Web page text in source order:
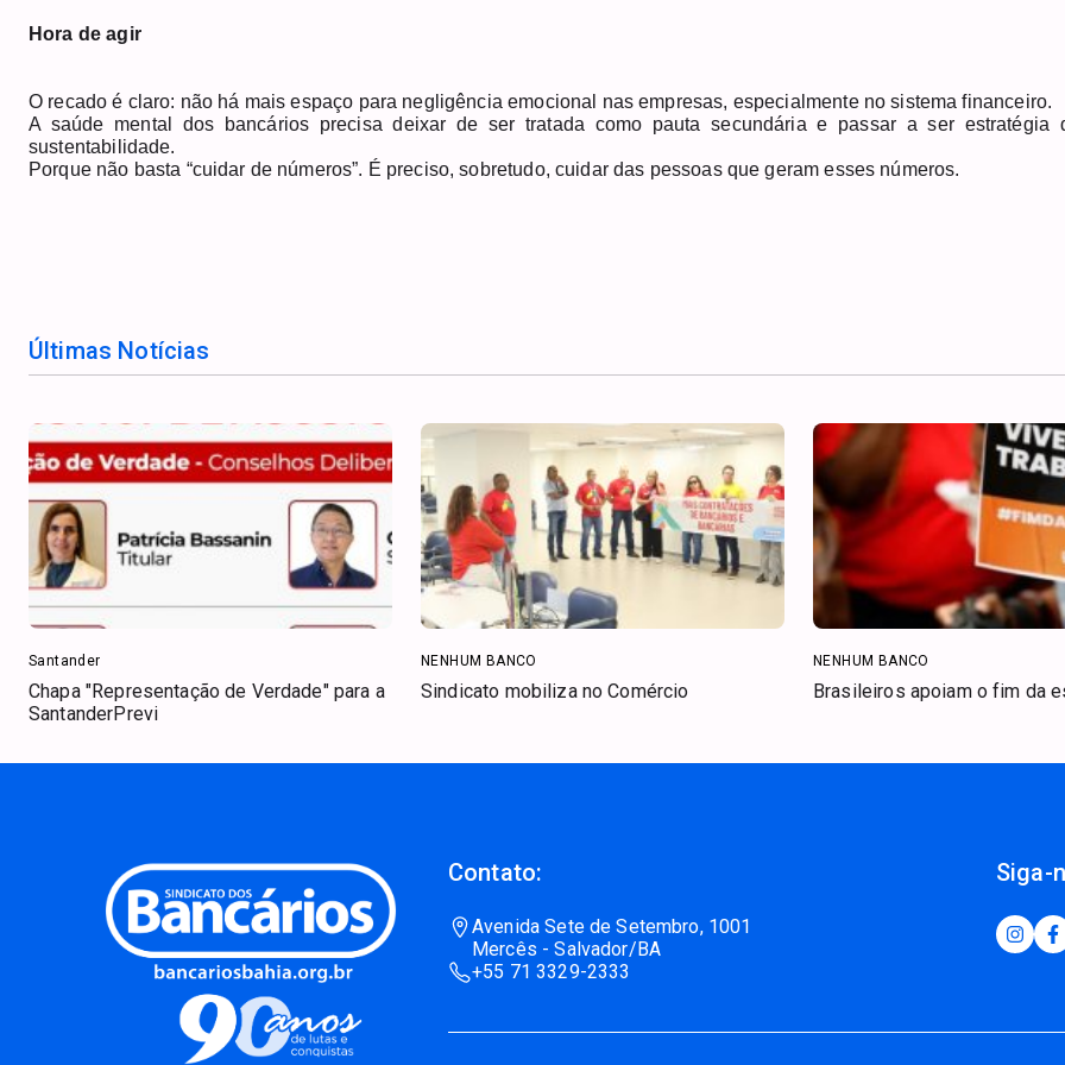
Hora de agir
O recado é claro: não há mais espaço para negligência emocional nas empresas, especialmente no sistema financeiro.
A saúde mental dos bancários precisa deixar de ser tratada como pauta secundária e passar a ser estratégia
sustentabilidade.
Porque não basta “cuidar de números”. É preciso, sobretudo, cuidar das pessoas que geram esses números.
Últimas Notícias
Santander
Chapa "Representação de Verdade" para a
SantanderPrevi
NENHUM BANCO
Sindicato mobiliza no Comércio
NENHUM BANCO
Brasileiros apoiam o fim da
Contato:
Avenida Sete de Setembro, 1001
Mercês - Salvador/BA
+55 71 3329-2333
Siga-